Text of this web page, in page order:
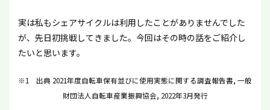
実は私もシェアサイクルは利用したことがありませんでした
が、先日初挑戦してきました。今回はその時の話をご紹介し
たいと思います。
※1 出典 2021年度自転車保有並びに使用実態に関する調査報告書, 一般
財団法人自転車産業振興協会, 2022年3月発行